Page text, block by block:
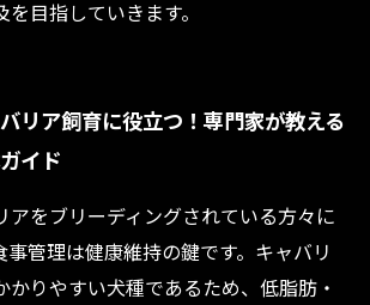
目指していきます。
リア飼育に役立つ！専門家が教える
イド
アをブリーディングされている方々に
事管理は健康維持の鍵です。キャバリ
かりやすい犬種であるため、低脂肪・